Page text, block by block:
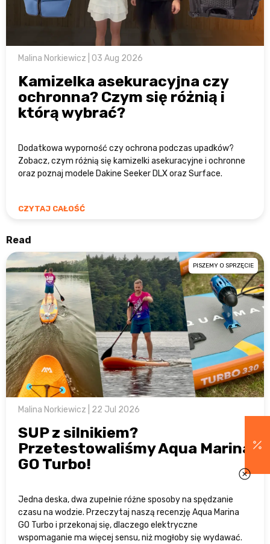
Malina Norkiewicz | 03 Aug 2026
Kamizelka asekuracyjna czy
ochronna? Czym się różnią i
którą wybrać?
Dodatkowa wyporność czy ochrona podczas upadków?
Zobacz, czym różnią się kamizelki asekuracyjne i ochronne
oraz poznaj modele Dakine Seeker DLX oraz Surface.
CZYTAJ CAŁOŚĆ
Read
PISZEMY O SPRZĘCIE
Malina Norkiewicz | 22 Jul 2026
SUP z silnikiem?
Przetestowaliśmy Aqua Marina
GO Turbo!
Jedna deska, dwa zupełnie różne sposoby na spędzanie
czasu na wodzie. Przeczytaj naszą recenzję Aqua Marina
GO Turbo i przekonaj się, dlaczego elektryczne
wspomaganie ma więcej sensu, niż mogłoby się wydawać.